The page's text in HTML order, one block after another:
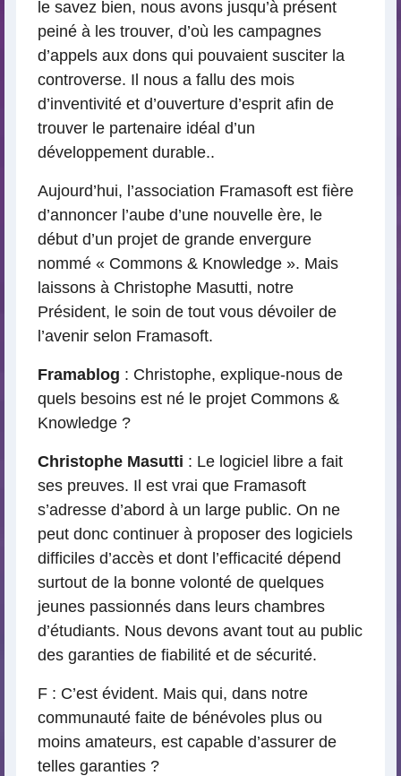
le savez bien, nous avons jusqu’à présent
peiné à les trouver, d’où les campagnes
d’appels aux dons qui pouvaient susciter la
controverse. Il nous a fallu des mois
d’inventivité et d’ouverture d’esprit afin de
trouver le partenaire idéal d’un
développement durable..
Aujourd’hui, l’association Framasoft est fière
d’annoncer l’aube d’une nouvelle ère, le
début d’un projet de grande envergure
nommé « Commons & Knowledge ». Mais
laissons à Christophe Masutti, notre
Président, le soin de tout vous dévoiler de
l’avenir selon Framasoft.
Framablog : Christophe, explique-nous de
quels besoins est né le projet Commons &
Knowledge ?
Christophe Masutti : Le logiciel libre a fait
ses preuves. Il est vrai que Framasoft
s’adresse d’abord à un large public. On ne
peut donc continuer à proposer des logiciels
difficiles d’accès et dont l’efficacité dépend
surtout de la bonne volonté de quelques
jeunes passionnés dans leurs chambres
d’étudiants. Nous devons avant tout au public
des garanties de fiabilité et de sécurité.
F : C’est évident. Mais qui, dans notre
communauté faite de bénévoles plus ou
moins amateurs, est capable d’assurer de
telles garanties ?